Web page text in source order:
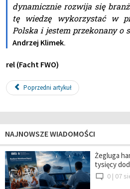
dynamicznie rozwija się
tę wiedzę wykorzystać w
Polska i jestem przekonany o
Andrzej Klimek.
rel (Facht FWO)
Poprzedni artykuł
NAJNOWSZE WIADOMOŚCI
Żegluga
tysięcy
0 | 07